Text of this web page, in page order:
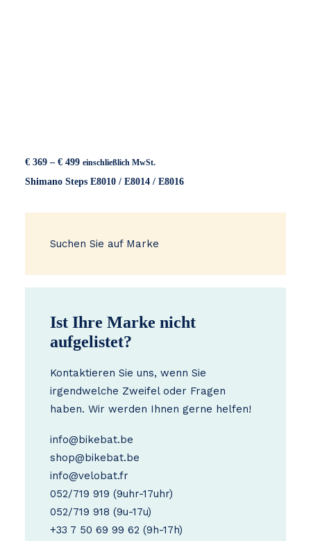
€ 369 – € 499Preisspanne:
bis
einschließlich MwSt.
Shimano Steps E8010 / E8014 / E8016
Suchen Sie auf Marke
Ist Ihre Marke nicht
aufgelistet?
Kontaktieren Sie uns, wenn Sie
irgendwelche Zweifel oder Fragen
haben. Wir werden Ihnen gerne helfen!
info@bikebat.be
shop@bikebat.be
info@velobat.fr
052/719 919 (9uhr-17uhr)
052/719 918 (9u-17u)
+33 7 50 69 99 62 (9h-17h)